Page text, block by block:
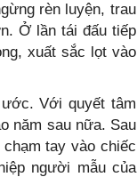
rèn luyện, trau
Ở lần tái đấu tiếp
xuất sắc lọt vào
Với quyết tâm
năm sau nữa. Sau
tay vào chiếc
người mẫu của